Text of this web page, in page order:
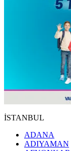
İSTANBUL
ADANA
ADIYAMAN